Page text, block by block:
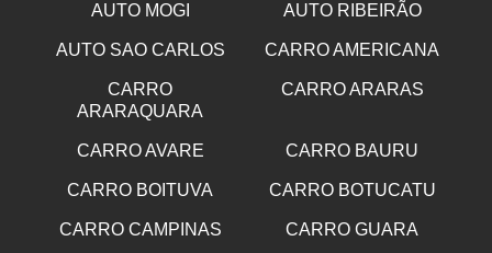
AUTO MOGI AUTO RIBEIRÃO
AUTO SAO CARLOS CARRO AMERICANA
CARRO
ARARAQUARA
CARRO ARARAS
CARRO AVARE CARRO BAURU
CARRO BOITUVA CARRO BOTUCATU
CARRO CAMPINAS CARRO GUARA